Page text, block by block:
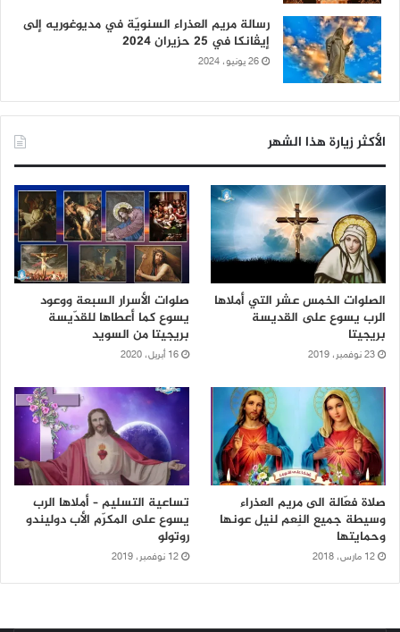
رسالة مريم العذراء السنويّة في مديوغوريه إلى
إيڤانكا في 25 حزيران 2024
26 يونيو، 2024
الأكثر زيارة هذا الشهر
الصلوات الخمس عشر التي أملاها
الرب يسوع على القديسة
بريجيتا
23 نوفمبر، 2019
صلوات الأسرار السبعة ووعود
يسوع كما أعطاها للقدّيسة
بريجيتا من السويد
16 أبريل، 2020
صلاة فعّالة الى مريم العذراء
وسيطة جميع النِعم لنيل عونها
وحمايتها
12 مارس، 2018
تساعية التسليم – أملاها الرب
يسوع على المكرّم الأب دوليندو
روتولو
12 نوفمبر، 2019